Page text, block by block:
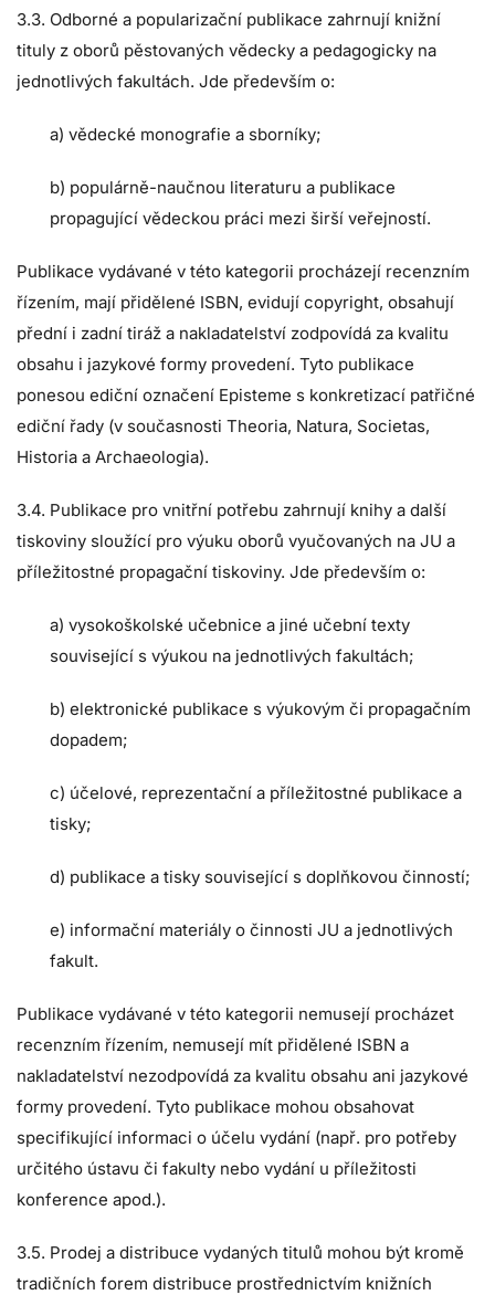
3.3. Odborné a popularizační publikace zahrnují knižní
tituly z oborů pěstovaných vědecky a pedagogicky na
jednotlivých fakultách. Jde především o:
a) vědecké monografie a sborníky;
b) populárně-naučnou literaturu a publikace
propagující vědeckou práci mezi širší veřejností.
Publikace vydávané v této kategorii procházejí recenzním
řízením, mají přidělené ISBN, evidují copyright, obsahují
přední i zadní tiráž a nakladatelství zodpovídá za kvalitu
obsahu i jazykové formy provedení. Tyto publikace
ponesou ediční označení Episteme s konkretizací patřičné
ediční řady (v současnosti Theoria, Natura, Societas,
Historia a Archaeologia).
3.4. Publikace pro vnitřní potřebu zahrnují knihy a další
tiskoviny sloužící pro výuku oborů vyučovaných na JU a
příležitostné propagační tiskoviny. Jde především o:
a) vysokoškolské učebnice a jiné učební texty
související s výukou na jednotlivých fakultách;
b) elektronické publikace s výukovým či propagačním
dopadem;
c) účelové, reprezentační a příležitostné publikace a
tisky;
d) publikace a tisky související s doplňkovou činností;
e) informační materiály o činnosti JU a jednotlivých
fakult.
Publikace vydávané v této kategorii nemusejí procházet
recenzním řízením, nemusejí mít přidělené ISBN a
nakladatelství nezodpovídá za kvalitu obsahu ani jazykové
formy provedení. Tyto publikace mohou obsahovat
specifikující informaci o účelu vydání (např. pro potřeby
určitého ústavu či fakulty nebo vydání u příležitosti
konference apod.).
3.5. Prodej a distribuce vydaných titulů mohou být kromě
tradičních forem distribuce prostřednictvím knižních